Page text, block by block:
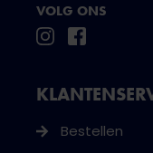
VOLG ONS
Bestellen